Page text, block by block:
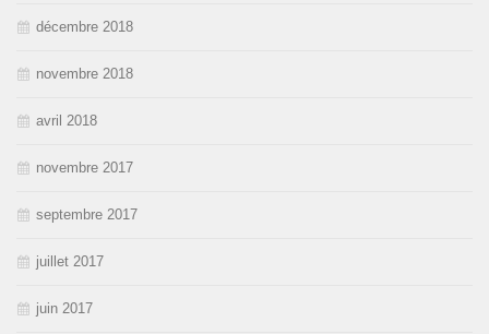
décembre 2018
novembre 2018
avril 2018
novembre 2017
septembre 2017
juillet 2017
juin 2017